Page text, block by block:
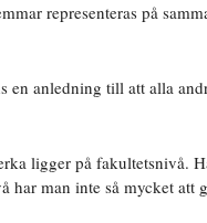
representeras på
anledning till att alla
ligger på fakultetsnivå.
man inte så mycket att